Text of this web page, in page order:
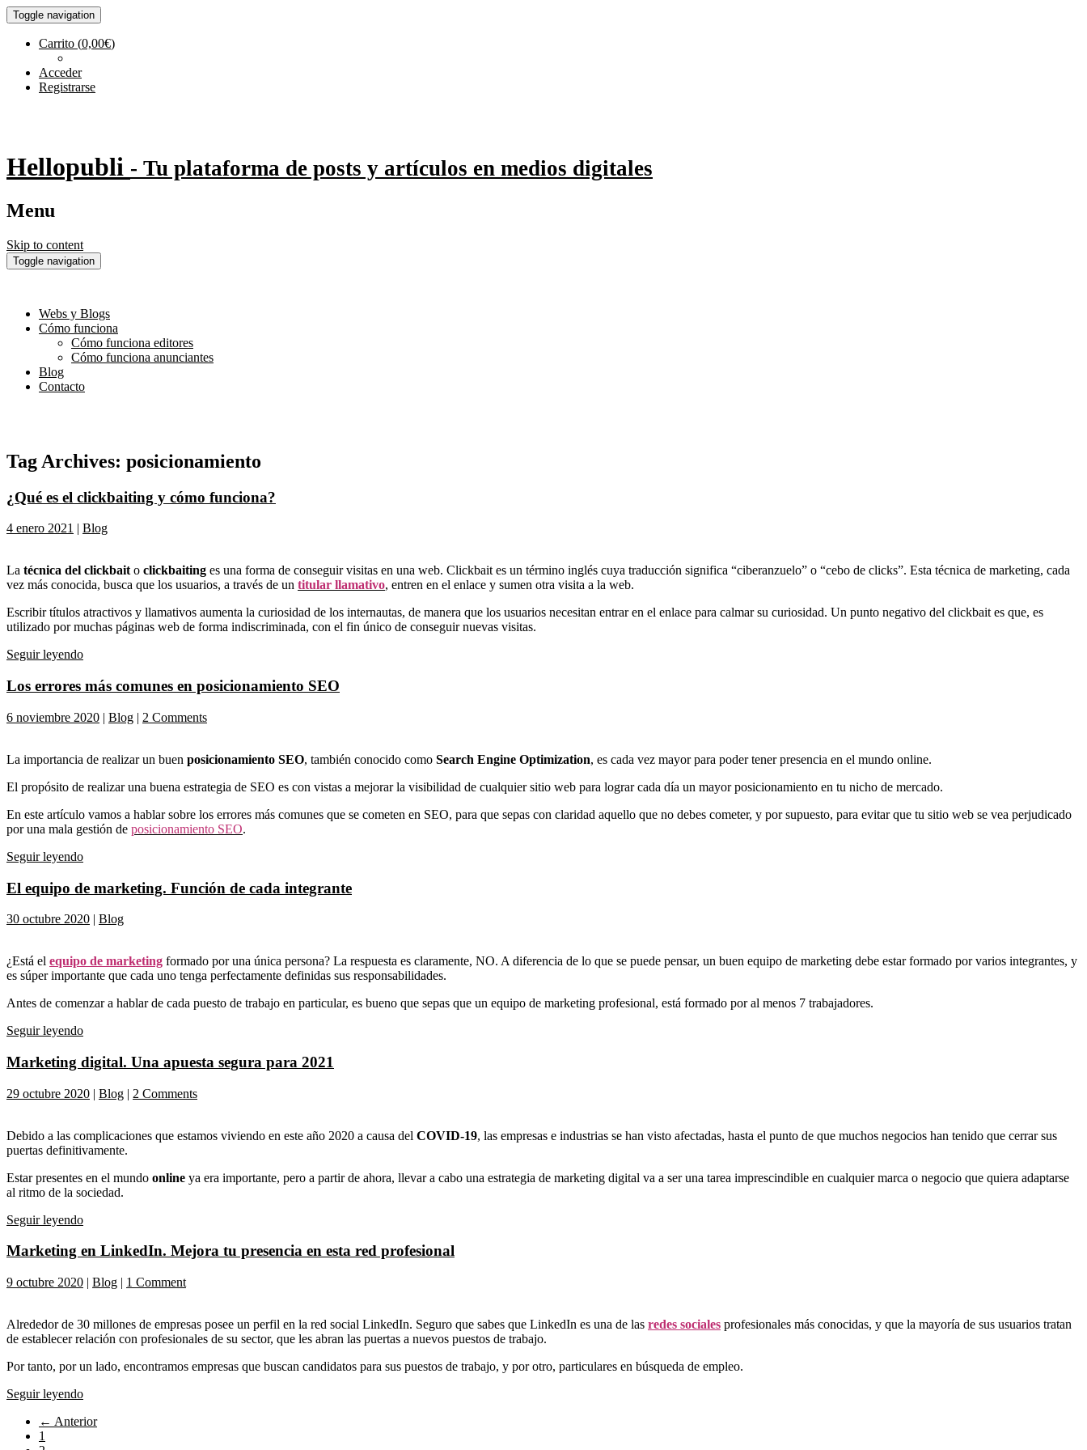
Toggle navigation
Carrito (0,00€)
Acceder
Registrarse
Hellopubli - Tu plataforma de posts y artículos en medios digitales
Menu
Skip to content
Toggle navigation
Webs y Blogs
Cómo funciona
Cómo funciona editores
Cómo funciona anunciantes
Blog
Contacto
Tag Archives: posicionamiento
¿Qué es el clickbaiting y cómo funciona?
4 enero 2021 | Blog
La técnica del clickbaito clickbaiting es una forma de conseguir visitas en una web. Clickbait es un término inglés cuya traducción significa “ciberanzuelo” o “cebo de clicks”. Esta técnica de marketing, cada
vez más conocida, busca que los usuarios, a través de un titular llamativo, entren en el enlace y sumen otra visita a la web.
Escribir títulos atractivos y llamativos aumenta la curiosidad de los internautas, de manera que los usuarios necesitan entrar en el enlace para calmar su curiosidad. Un punto negativo del clickbait es que, es
utilizado por muchas páginas web de forma indiscriminada, con el fin único de conseguir nuevas visitas.
Seguir leyendo
Los errores más comunes en posicionamiento SEO
6 noviembre 2020 | Blog | 2 Comments
La importancia de realizar un buen posicionamiento SEO, también conocido como Search Engine Optimization, es cada vez mayor para poder tener presencia en el mundo online.
El propósito de realizar una buena estrategia de SEO es con vistas a mejorar la visibilidad de cualquier sitio web para lograr cada día un mayor posicionamiento en tu nicho de mercado.
En este artículo vamos a hablar sobre los errores más comunes que se cometen en SEO, para que sepas con claridad aquello que no debes cometer, y por supuesto, para evitar que tu sitio web se vea perjudicado
por una mala gestión de posicionamiento SEO.
Seguir leyendo
El equipo de marketing. Función de cada integrante
30 octubre 2020 | Blog
¿Está el equipo de marketing formado por una única persona? La respuesta es claramente, NO. A diferencia de lo que se puede pensar, un buen equipo de marketing debe estar formado por varios integrantes, y
es súper importante que cada uno tenga perfectamente definidas sus responsabilidades.
Antes de comenzar a hablar de cada puesto de trabajo en particular, es bueno que sepas que un equipo de marketing profesional, está formado por al menos 7 trabajadores.
Seguir leyendo
Marketing digital. Una apuesta segura para 2021
29 octubre 2020 | Blog | 2 Comments
Debido a las complicaciones que estamos viviendo en este año 2020 a causa del COVID-19, las empresas e industrias se han visto afectadas, hasta el punto de que muchos negocios han tenido que cerrar sus
puertas definitivamente.
Estar presentes en el mundo online ya era importante, pero a partir de ahora, llevar a cabo una estrategia de marketing digital va a ser una tarea imprescindible en cualquier marca o negocio que quiera adaptarse
al ritmo de la sociedad.
Seguir leyendo
Marketing en LinkedIn. Mejora tu presencia en esta red profesional
9 octubre 2020 | Blog | 1 Comment
Alrededor de 30 millones de empresas posee un perfil en la red social LinkedIn. Seguro que sabes que LinkedIn es una de las redes sociales profesionales más conocidas, y que la mayoría de sus usuarios tratan
de establecer relación con profesionales de su sector, que les abran las puertas a nuevos puestos de trabajo.
Por tanto, por un lado, encontramos empresas que buscan candidatos para sus puestos de trabajo, y por otro, particulares en búsqueda de empleo.
Seguir leyendo
← Anterior
1